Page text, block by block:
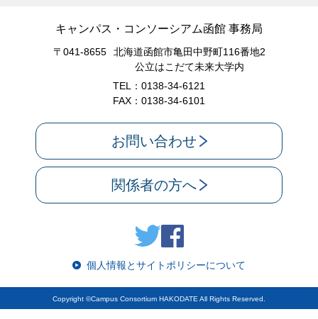
キャンパス・コンソーシアム函館 事務局
〒041-8655
北海道函館市亀田中野町116番地2
公立はこだて未来大学内
TEL：0138-34-6121
FAX：0138-34-6101
お問い合わせ
関係者の方へ
個人情報とサイトポリシーについて
Copyright ©Campus Consortium HAKODATE All Rights Reserved.